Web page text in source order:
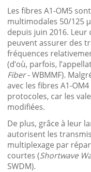
Les fibres A1-OM5
multimodales 50/125
depuis juin 2016. Leur
peuvent assurer des
fréquences
(d’où, parfois,
Fiber- WBMMF).
avec les fibres A1-
protocoles, car les
modifiées.
De plus, grâce à leur
autorisent les
multiplexage par
courtes (Shortwave
SWDM).